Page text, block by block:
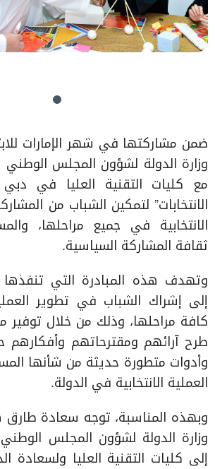
وزارة الدولة لشؤون المجلس الوطني
مع كليات التقنية العليا في
الانتخابات” لتمكين الشباب من
الانتخابية في جميع مراحلها،
ثقافة المشاركة السياسية.
وتهدف هذه المبادرة التي تنفذها
إلى إشراك الشباب في تطوير
كافة مراحلها، وذلك من خلال
طرح آرائهم ومقترحاتهم وأفكارهم
وأدوات متطورة حديثة من شأنها
العملية الانتخابية في الدولة.
وبهذه المناسبة، توجه سعادة طارق
وزارة الدولة لشؤون المجلس
إلى كليات التقنية العليا ولسعادة